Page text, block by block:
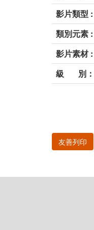
影片類型 :
類別元素 :
影片素材 :
級 別：
友善列印